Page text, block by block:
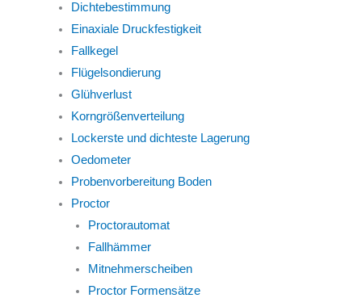
Dichtebestimmung
Einaxiale Druckfestigkeit
Fallkegel
Flügelsondierung
Glühverlust
Korngrößenverteilung
Lockerste und dichteste Lagerung
Oedometer
Probenvorbereitung Boden
Proctor
Proctorautomat
Fallhämmer
Mitnehmerscheiben
Proctor Formensätze